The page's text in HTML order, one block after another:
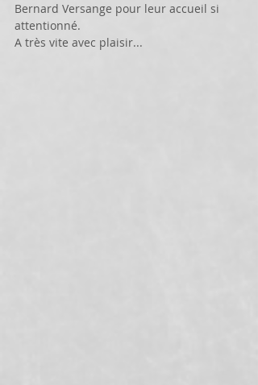
Bernard Versange pour leur accueil si
attentionné.
A très vite avec plaisir...